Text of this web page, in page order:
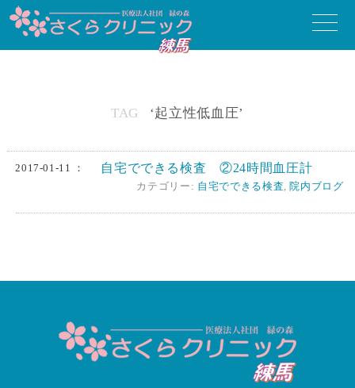
toggle
TAG ‘起立性低血圧’
2017-01-11 ： 自宅でできる検査 ②24時間血圧計
カテゴリー: 自宅でできる検査, 院内ブログ